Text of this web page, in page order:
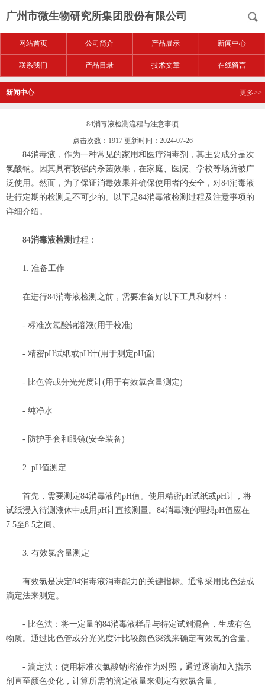
广州市微生物研究所集团股份有限公司
网站首页 公司简介 产品展示 新闻中心
联系我们 产品目录 技术文章 在线留言
新闻中心 更多>>
84消毒液检测流程与注意事项
点击次数：1917 更新时间：2024-07-26
84消毒液，作为一种常见的家用和医疗消毒剂，其主要成分是次
氯酸钠。因其具有较强的杀菌效果，在家庭、医院、学校等场所被广
泛使用。然而，为了保证消毒效果并确保使用者的安全，对84消毒液
进行定期的检测是不可少的。以下是84消毒液检测过程及注意事项的
详细介绍。
84消毒液检测过程：
1. 准备工作
在进行84消毒液检测之前，需要准备好以下工具和材料：
- 标准次氯酸钠溶液(用于校准)
- 精密pH试纸或pH计(用于测定pH值)
- 比色管或分光光度计(用于有效氯含量测定)
- 纯净水
- 防护手套和眼镜(安全装备)
2. pH值测定
首先，需要测定84消毒液的pH值。使用精密pH试纸或pH计，将
试纸浸入待测液体中或用pH计直接测量。84消毒液的理想pH值应在
7.5至8.5之间。
3. 有效氯含量测定
有效氯是决定84消毒液消毒能力的关键指标。通常采用比色法或
滴定法来测定。
- 比色法：将一定量的84消毒液样品与特定试剂混合，生成有色
物质。通过比色管或分光光度计比较颜色深浅来确定有效氯的含量。
- 滴定法：使用标准次氯酸钠溶液作为对照，通过逐滴加入指示
剂直至颜色变化，计算所需的滴定液量来测定有效氯含量。